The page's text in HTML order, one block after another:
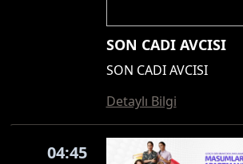
SON CADI AVCISI
SON CADI AVCISI
Detaylı Bilgi
04:45